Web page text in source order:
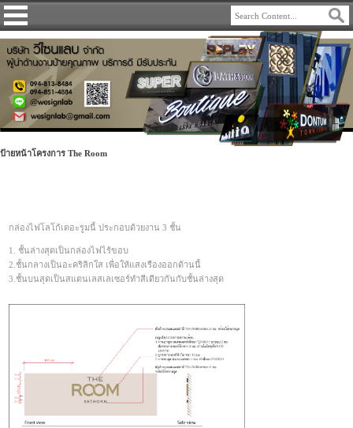
ป้ายหน้าโครงการ The Room
กล่องไฟโลโก้เดอะรูมนี้ ประกอบด้วยงาน 3 ชั้น
1. ชั้นล่างสุดเป็นกล่องไฟไร้ขอบ
2.ชั้นกลางเป็นอะคริลิกใส เพื่อให้แสงเรืองออกด้านนี้
3.ชั้นบนสุดเป็นสแตนเลสเลเซอร์ทำสีเดียวกันกับชั้นล่างสุด